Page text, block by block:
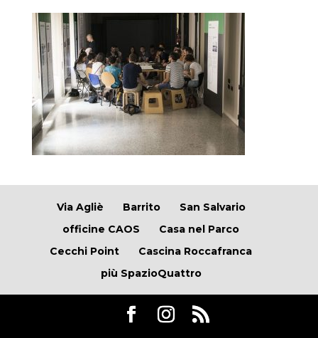
Via Agliè Barrito
San Salvario
officine CAOS
Casa nel Parco
Cecchi Point
Cascina Roccafranca
più SpazioQuattro